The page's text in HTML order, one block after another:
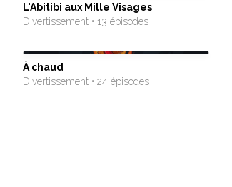
L'Abitibi aux Mille Visages
Divertissement • 13 épisodes
À chaud
Divertissement • 24 épisodes